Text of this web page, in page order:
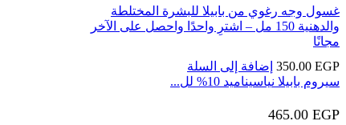
غسول وجه رغوي من بابيلا للبشرة المختلطة
والدهنية 150 مل – اشترِ واحدًا واحصل على الآخر
مجانًا
350.00 EGP
إضافة إلى السلة
سيروم بابيلا نياسيناميد 10% لل...
465.00 EGP